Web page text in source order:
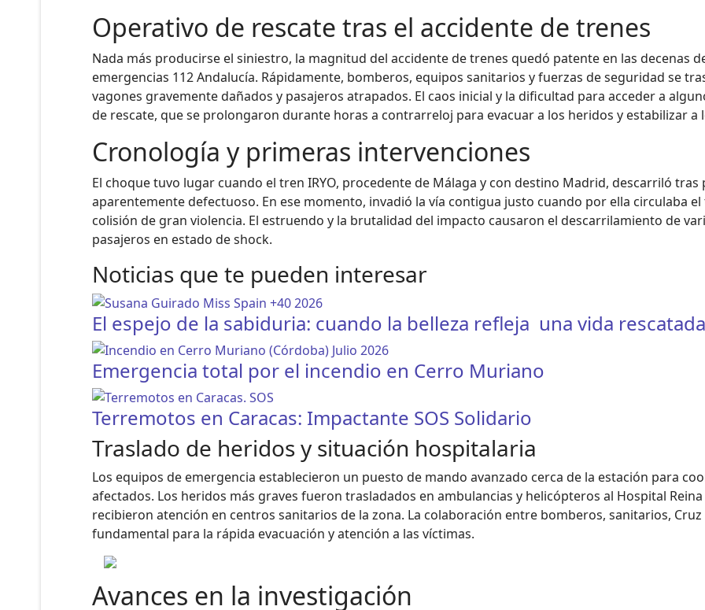
Operativo de rescate tras el accidente de trenes
Nada más producirse el siniestro, la magnitud del accidente de trenes quedó patente en las decenas
emergencias 112 Andalucía. Rápidamente, bomberos, equipos sanitarios y fuerzas de seguridad se
vagones gravemente dañados y pasajeros atrapados. El caos inicial y la dificultad para acceder a
de rescate, que se prolongaron durante horas a contrarreloj para evacuar a los heridos y estabilizar a
Cronología y primeras intervenciones
El choque tuvo lugar cuando el tren IRYO, procedente de Málaga y con destino Madrid, descarriló
aparentemente defectuoso. En ese momento, invadió la vía contigua justo cuando por ella circulaba
colisión de gran violencia. El estruendo y la brutalidad del impacto causaron el descarrilamiento de
pasajeros en estado de shock.
Noticias que te pueden interesar
El espejo de la sabiduria: cuando la belleza refleja una vida
Emergencia total por el incendio en Cerro Muriano
Terremotos en Caracas: Impactante SOS Solidario
Traslado de heridos y situación hospitalaria
Los equipos de emergencia establecieron un puesto de mando avanzado cerca de la estación para
afectados. Los heridos más graves fueron trasladados en ambulancias y helicópteros al Hospital
recibieron atención en centros sanitarios de la zona. La colaboración entre bomberos, sanitarios,
fundamental para la rápida evacuación y atención a las víctimas.
Avances en la investigación